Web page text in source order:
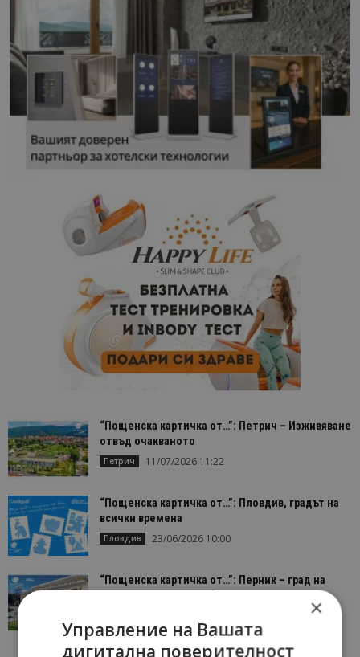
“Пощенска картичка от…”: Петрич – Изживяване
отвъд очакваното
Петрич 11/07/2026 11:22
“Пощенска картичка от…”: Пловдив, градът на
всички времена
Пловдив 23/06/2026 10:00
“Пощенска картичка от…”: Перник – град на
традициите, културата и вдъхновяващите...
×
Управление на Вашата
дигитална поверителност